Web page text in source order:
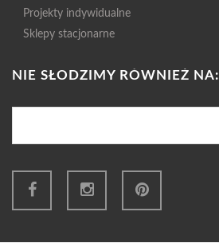
Projekty indywidualne
Sklepy stacjonarne
NIE SŁODZIMY RÓWNIEŻ NA: